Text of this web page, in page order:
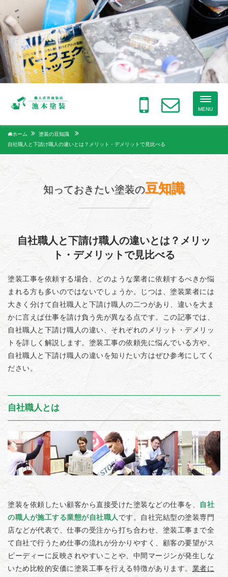
Toggle
MENU
ホーム
塗装の豆知識
自社職人と下請け職人の違いとは？メリット・デメリットで見比べる
知っておきたい塗装の豆知識
自社職人と下請け職人の違いとは？メリッ
ト・デメリットで見比べる
塗装工事を依頼する場合、どのような業者に依頼するべきか悩
まれる方も多いのではないでしょうか。じつは、塗装業者には
大きく分けて自社職人と下請け職人の二つがあり、違いを大ま
かに言えば仕事を請け負う先が異なる点です。この記事では、
自社職人と下請け職人の違い、それぞれのメリット・デメリッ
トを詳しく解説します。塗装工事の依頼先に悩んでいる方や、
自社職人と下請け職人の違いを知りたい方はぜひ参考にしてく
ださい。
自社職人とは
塗装を依頼したい顧客から直接受けた塗装などの仕事を、
自社
の職人が施工する業態が自社職人 です。自社完結型の塗装専門
店などが代表で、仕事の受注から打ち合わせ、塗装工事まで全
て自社で行うため仕事の流れが分かりやすく、顧客の要望がス
ピーディーに反映されやすいことや、中間マージンが発生しな
いため比較的安価に塗装工事を行える特徴があります。 業者に